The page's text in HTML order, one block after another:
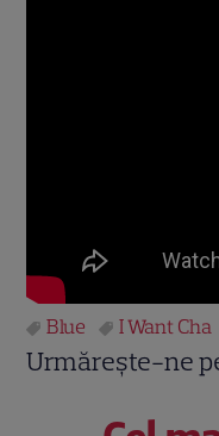
Blue I Want Cha
Urmărește-ne